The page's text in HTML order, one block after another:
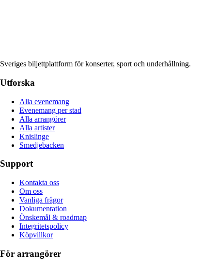
Sveriges biljettplattform för konserter, sport och underhållning.
Utforska
Alla evenemang
Evenemang per stad
Alla arrangörer
Alla artister
Knislinge
Smedjebacken
Support
Kontakta oss
Om oss
Vanliga frågor
Dokumentation
Önskemål & roadmap
Integritetspolicy
Köpvillkor
För arrangörer